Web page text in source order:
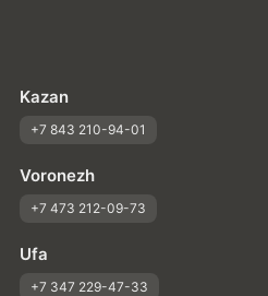
Kazan
+7 843 210-94-01
Voronezh
+7 473 212-09-73
Ufa
+7 347 229-47-33